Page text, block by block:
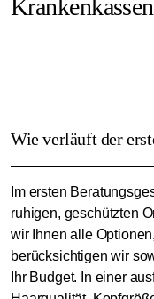
Wie verläuft der
Im ersten
ruhigen, geschützten
wir Ihnen alle
berücksichtigen wir
Ihr Budget. In einer